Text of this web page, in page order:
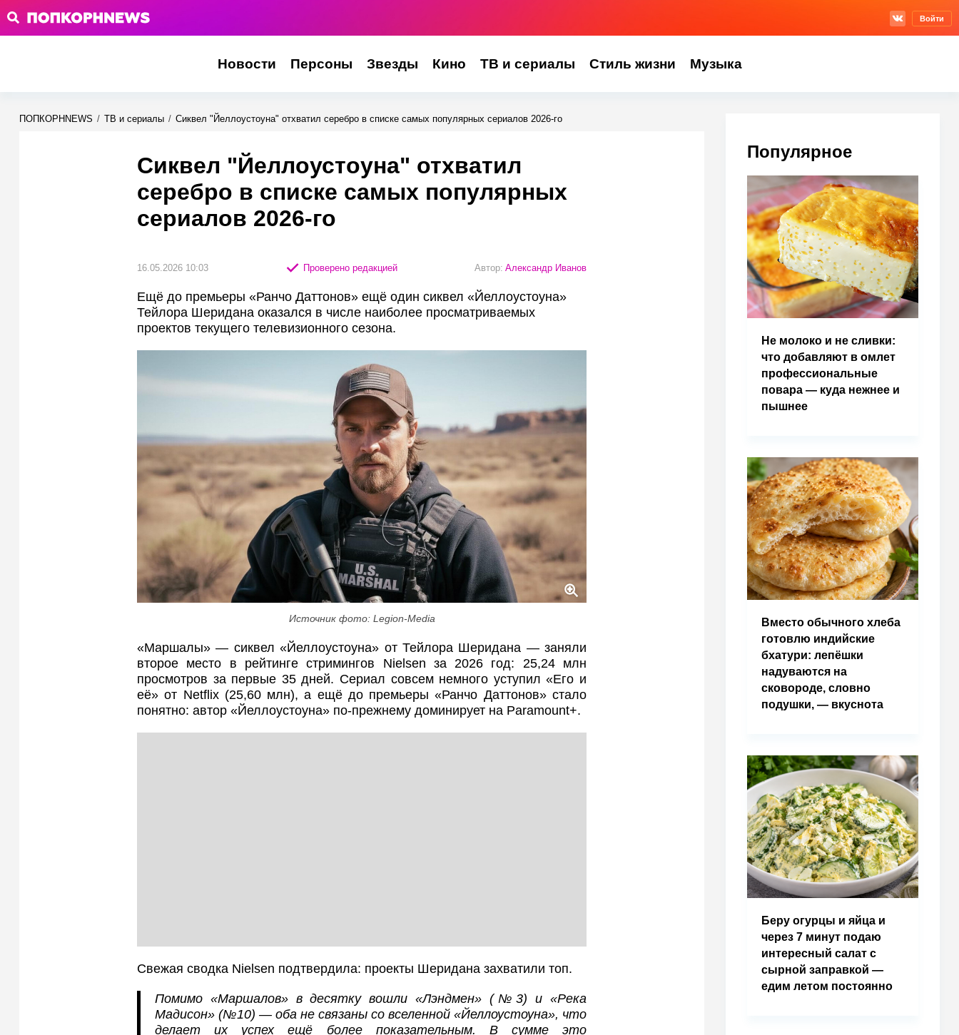
Войти
Новости Персоны Звезды Кино ТВ и сериалы Стиль жизни Музыка
ПОПКОРНNEWS / ТВ и сериалы / Сиквел "Йеллоустоуна" отхватил серебро в списке самых популярных сериалов 2026-го
Сиквел "Йеллоустоуна" отхватил
серебро в списке самых популярных
сериалов 2026-го
16.05.2026 10:03 Проверено редакцией Автор: Александр Иванов
Ещё до премьеры «Ранчо Даттонов» ещё один сиквел «Йеллоустоуна»
Тейлора Шеридана оказался в числе наиболее просматриваемых
проектов текущего телевизионного сезона.
Источник фото: Legion-Media
«Маршалы» — сиквел «Йеллоустоуна» от Тейлора Шеридана — заняли
второе место в рейтинге стримингов Nielsen за 2026 год: 25,24 млн
просмотров за первые 35 дней. Сериал совсем немного уступил «Его и
её» от Netflix (25,60 млн), а ещё до премьеры «Ранчо Даттонов» стало
понятно: автор «Йеллоустоуна» по‑прежнему доминирует на Paramount+.
Свежая сводка Nielsen подтвердила: проекты Шеридана захватили топ.
Помимо «Маршалов» в десятку вошли «Лэндмен» (№3) и «Река
Мадисон» (№10) — оба не связаны со вселенной «Йеллоустоуна», что
делает их успех ещё более показательным. В сумме это
Популярное
Не молоко и не сливки:
что добавляют в омлет
профессиональные
повара — куда нежнее и
пышнее
Вместо обычного хлеба
готовлю индийские
бхатури: лепёшки
надуваются на
сковороде, словно
подушки, — вкуснота
Беру огурцы и яйца и
через 7 минут подаю
интересный салат с
сырной заправкой —
едим летом постоянно